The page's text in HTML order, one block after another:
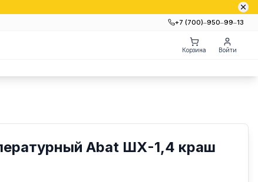
+7 (700)‒950‒99‒13
Корзина Войти
Abat ШХ-1,4 краш